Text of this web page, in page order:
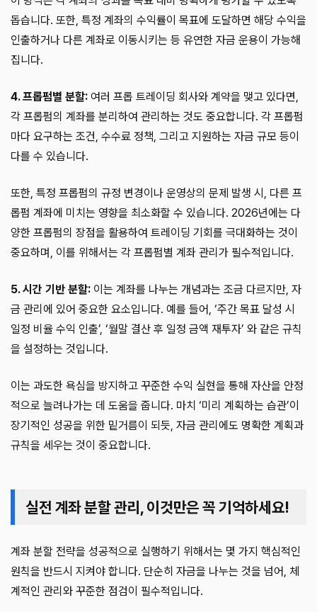
돕습니다. 또한, 특정 계좌의 수익률이 목표에 도달하면 해당 수익을
인출하거나 다른 계좌로 이동시키는 등 유연한 자금 운용이 가능해
집니다.
4. 프롭펌별 분할: 여러 프롭 트레이딩 회사와 계약을 맺고 있다면,
각 프롭펌의 계좌를 분리하여 관리하는 것도 중요합니다. 각 프롭펌
마다 요구하는 조건, 수수료 정책, 그리고 지원하는 자금 규모 등이
다를 수 있습니다.
또한, 특정 프롭펌의 규정 변경이나 운영상의 문제 발생 시, 다른 프
롭펌 계좌에 미치는 영향을 최소화할 수 있습니다. 2026년에는 다
양한 프롭펌의 장점을 활용하여 트레이딩 기회를 극대화하는 것이
중요하며, 이를 위해서는 각 프롭펌별 계좌 관리가 필수적입니다.
5. 시간 기반 분할: 이는 계좌를 나누는 개념과는 조금 다르지만, 자
금 관리에 있어 중요한 요소입니다. 예를 들어, ‘주간 목표 달성 시
일정 비율 수익 인출’, ‘월말 결산 후 일정 금액 재투자’ 와 같은 규칙
을 설정하는 것입니다.
이는 과도한 욕심을 방지하고 꾸준한 수익 실현을 통해 자산을 안정
적으로 늘려나가는 데 도움을 줍니다. 마치 ‘미리 계획하는 습관’이
장기적인 성공을 위한 밑거름이 되듯, 자금 관리에도 명확한 계획과
규칙을 세우는 것이 중요합니다.
실전 계좌 분할 관리, 이것만은 꼭 기억하세요!
계좌 분할 전략을 성공적으로 실행하기 위해서는 몇 가지 핵심적인
원칙을 반드시 지켜야 합니다. 단순히 자금을 나누는 것을 넘어, 체
계적인 관리와 꾸준한 점검이 필수적입니다.